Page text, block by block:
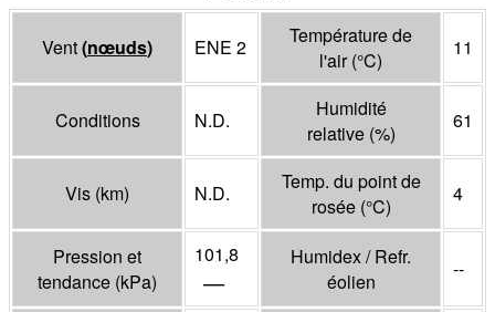
Vent(nœuds) ENE 2
Température de
l'air(°C)
11
Conditions N.D.
Humidité
relative (%)
61
Vis (km) N.D.
Temp. du point de
rosée (°C)
4
Pression et
tendance (kPa)
101,8
—
Humidex / Refr.
éolien
--